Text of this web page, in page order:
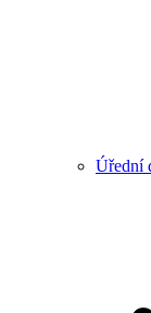
Úřední